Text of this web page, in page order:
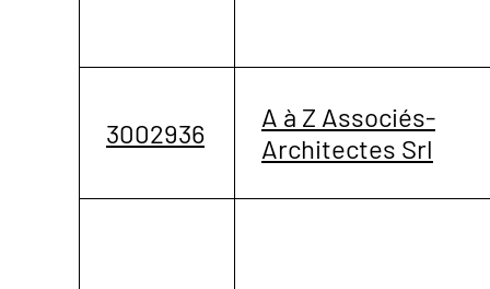
3002936
A à Z Associés-
Architectes Srl